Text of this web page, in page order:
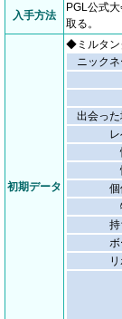
入手方法
PGL公式
取る。
初期データ
◆ミルタン
ニック
出会っ
個
持
ボ